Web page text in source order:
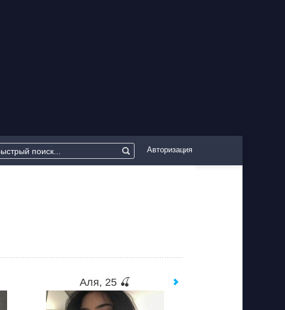
Авторизация
Аля, 25 🍒